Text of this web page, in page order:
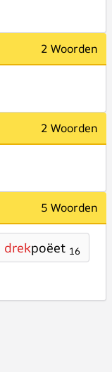
2 Woorden
2 Woorden
5 Woorden
drekpoëet 16